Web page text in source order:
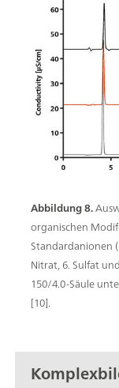
Abbildung 8.
organischen
Standardanionen
Nitrat, 6. Sulfat
150/4.0-Säule
[10].